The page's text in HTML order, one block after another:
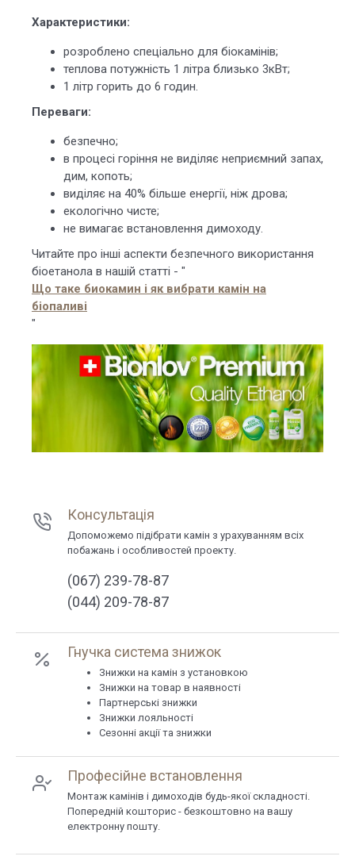
Характеристики:
розроблено спеціально для біокамінів;
теплова потужність 1 літра близько 3кВт;
1 літр горить до 6 годин.
Переваги:
безпечно;
в процесі горіння не виділяє неприємний запах,
дим, копоть;
виділяє на 40% більше енергії, ніж дрова;
екологічно чисте;
не вимагає встановлення димоходу.
Читайте про інші аспекти безпечного використання
біоетанола в нашій статті - "
Що таке биокамин і як вибрати камін на
біопаливі
"
Консультація
Допоможемо підібрати камін з урахуванням всіх
побажань і особливостей проекту.
(067) 239-78-87
(044) 209-78-87
Гнучка система знижок
Знижки на камін з установкою
Знижки на товар в наявності
Партнерські знижки
Знижки лояльності
Сезонні акції та знижки
Професійне встановлення
Монтаж камінів і димоходів будь-якої складності.
Попередній кошторис - безкоштовно на вашу
електронну пошту.